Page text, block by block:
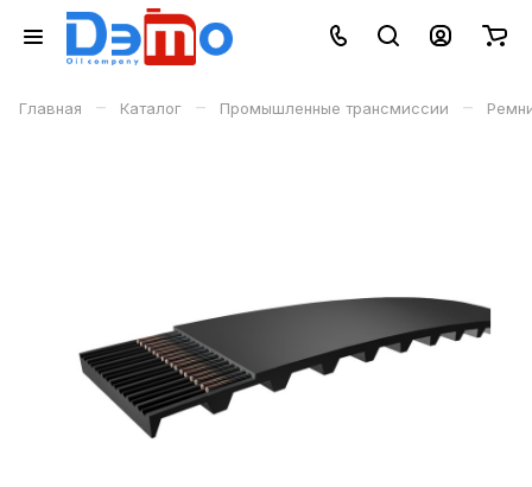
Главная – Каталог – Промышленные трансмиссии –